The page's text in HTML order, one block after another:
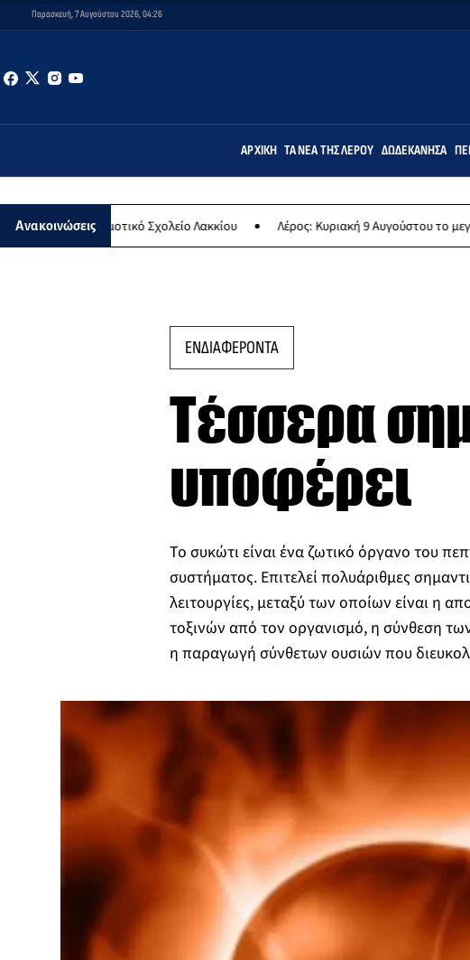
Παρασκευή, 7 Αυγούστου 2026, 04:26
ΑΡΧΙΚΉ ΤΑ ΝΈΑ ΤΗΣ ΛΈΡΟΥ ΔΩΔΕΚΆΝΗΣΑ
ΑνακοινώσειςΣχολείο Λακκίου Λέρος: Κυριακή 9 Αυγούστου το μεγαλύτερο
ΕΝΔΙΑΦΕΡΟΝΤΑ
Τέσσερα
υποφέρει
Το συκώτι είναι ένα ζωτικό όργανο του
συστήματος. Επιτελεί πολυάριθμες
λειτουργίες, μεταξύ των οποίων είναι η
τοξινών από τον οργανισμό, η σύνθεση
η παραγωγή σύνθετων ουσιών που